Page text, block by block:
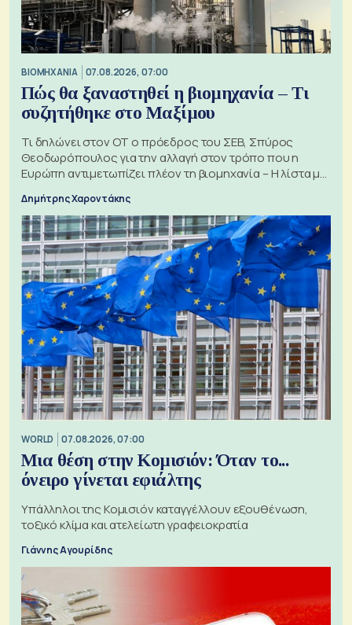
ΒΙΟΜΗΧΑΝΙΑ 07.08.2026, 07:00
Πώς θα ξαναστηθεί η βιομηχανία – Τι
συζητήθηκε στο Μαξίμου
Τι δηλώνει στον ΟΤ ο πρόεδρος του ΣΕΒ, Σπύρος
Θεοδωρόπουλος για την αλλαγή στον τρόπο που η
Ευρώπη αντιμετωπίζει πλέον τη βιομηχανία – Η λίστα με
Δημήτρης Χαροντάκης
WORLD 07.08.2026, 07:00
Μια θέση στην Κομισιόν: Όταν το...
όνειρο γίνεται εφιάλτης
Υπάλληλοι της Κομισιόν καταγγέλλουν εξουθένωση,
τοξικό κλίμα και ατελείωτη γραφειοκρατία
Γιάννης Αγουρίδης